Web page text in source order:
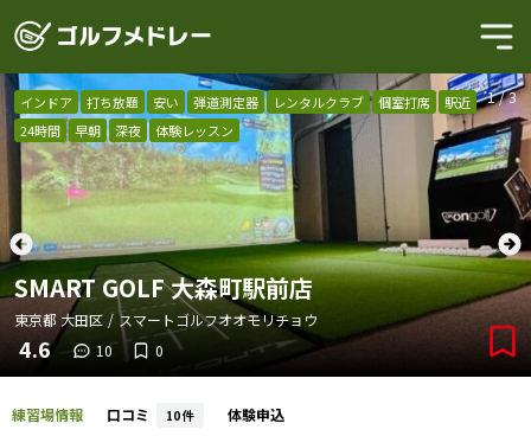
1/3
インドア 打ち放題 安い 弾道測定器 レンタルクラブ 個室打席
駅近
24時間
早朝 深夜 体験レッスン
SMART GOLF 大森町駅前店
東京都 大田区 / スマートゴルフオオモリチョウ
4.6 10 0
練習場情報 口コミ 10件 体験申込